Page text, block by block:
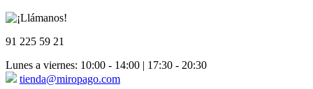
91 225 59 21
Lunes a viernes: 10:00 - 14:00 | 17:30 - 20:30
tienda@miropago.com